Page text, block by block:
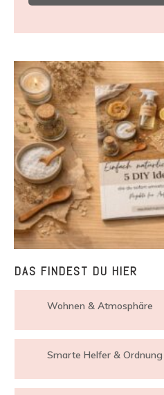
DAS FINDEST DU HIER
Wohnen & Atmosphäre
Smarte Helfer & Ordnung